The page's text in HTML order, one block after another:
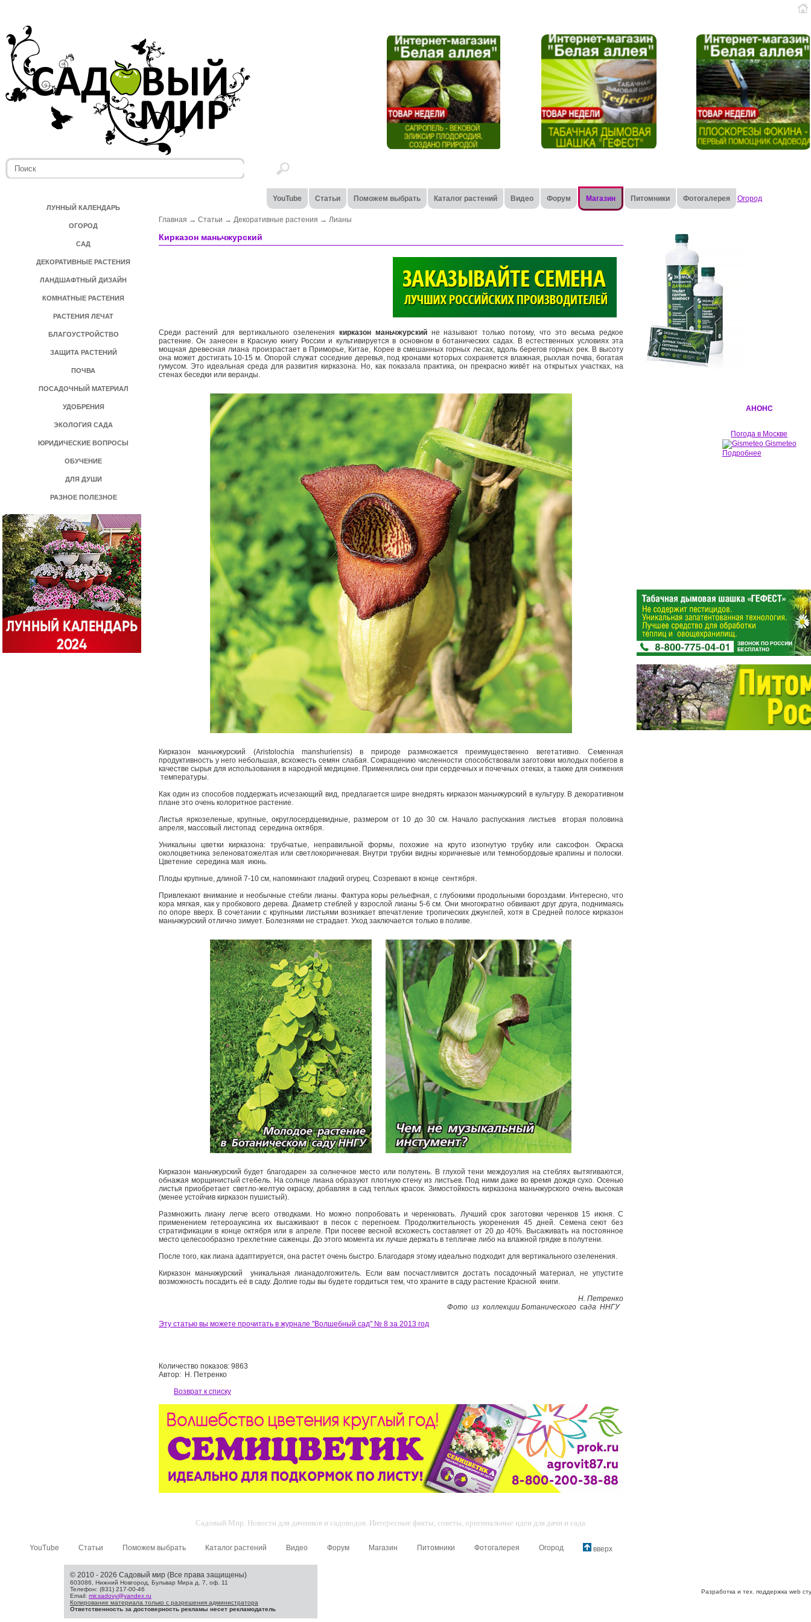
ЛУННЫЙ КАЛЕНДАРЬ
ОГОРОД
САД
ДЕКОРАТИВНЫЕ РАСТЕНИЯ
ЛАНДШАФТНЫЙ ДИЗАЙН
КОМНАТНЫЕ РАСТЕНИЯ
РАСТЕНИЯ ЛЕЧАТ
БЛАГОУСТРОЙСТВО
ЗАЩИТА РАСТЕНИЙ
ПОЧВА
ПОСАДОЧНЫЙ МАТЕРИАЛ
УДОБРЕНИЯ
ЭКОЛОГИЯ САДА
ЮРИДИЧЕСКИЕ ВОПРОСЫ
ОБУЧЕНИЕ
ДЛЯ ДУШИ
РАЗНОЕ ПОЛЕЗНОЕ
YouTube Статьи Поможем выбрать Каталог растений Видео Форум Магазин Питомники Фотогалерея Огород
Главная → Статьи → Декоративные растения → Лианы
Кирказон маньчжурский
Среди растений для вертикального озеленения кирказон маньчжурскийне называют только потому, что это весьма редкое
растение. Он занесен в Красную книгу России и культивируется в основном в ботанических садах. В естественных условиях эта
мощная древесная лиана произрастает в Приморье, Китае, Корее в смешанных горных лесах, вдоль берегов горных рек. В высоту
она может достигать 10-­15 м. Опорой служат соседние деревья, под кронами которых сохраняется влажная, рыхлая почва, богатая
гумусом. Это идеальная среда для развития кирказона. Но, как показала практика, он прекрасно живёт на открытых участках, на
стенах беседки или веранды.
Кирказон маньчжурский (Aristolo­chia manshuriensis) в природе размножается преимущественно вегетативно. Семенная
продуктивность у него небольшая, всхожесть семян слабая. Сокращению численности способствовали заготовки молодых побегов в
качестве сырья для использования в народной медицине. Применялись они при сердечных и почечных отеках, а также для снижения
температуры.
Как один из способов поддержать исчезающий вид, предлагается шире внедрять кирказон маньчжурский в культуру. В декоративном
плане это очень колоритное растение.
Листья ярко­зеленые, крупные, округло­сердцевидные, размером от 10 до 30 см. Начало распускания листьев ­ вторая половина
апреля, массовый листопад ­ середина октября.
Уникальны цветки кирказона: трубчатые, неправильной формы, похожие на круто изогнутую трубку или саксофон. Окраска
околоцветника зеленова­то­желтая или светло­коричневая. Внутри трубки видны коричневые или темно­бордовые крапины и полоски.
Цветение ­ середина мая ­ июнь.
Плоды крупные, длиной 7-­10 см, напоминают гладкий огурец. Созревают в конце сентября.
Привлекают внимание и необычные стебли лианы. Фактура коры рельеф­ная, с глубокими продольными бороздами. Интересно, что
кора мягкая, как у пробкового дерева. Диаметр стеблей у взрослой лианы 5­-6 см. Они многократно обвивают друг друга, поднимаясь
по опоре вверх. В сочетании с крупными листьями возникает впечатление тропических джунглей, хотя в Средней полосе кирказон
маньчжурский отлично зимует. Болезнями не страдает. Уход заключается только в поливе.
Кирказон маньчжурский будет благодарен за солнечное место или полутень. В глухой тени междоузлия на стеблях вытягиваются,
обнажая морщинистый стебель. На солнце лиана образуют плотную стену из листьев. Под ними даже во время дождя сухо. Осенью
листья приобретает светло-­желтую окраску, добавляя в сад теплых красок. Зимостойкость кирказона маньчжурс­кого очень высокая
(менее устойчив кирказон пушистый).
Размножить лиану легче всего отводками. Но можно попробовать и черенковать. Лучший срок заготовки черенков­ 15 июня. С
применением гетероауксина их высаживают в песок с перегноем. Продолжительность укоренения 45 дней. Семена сеют без
стратификации в конце октября или в апреле. При посеве весной всхожесть составля­ет от 20 до 40%. Высаживать на постоянное
место целесообразно трехлетние саженцы. До этого момента их лучше держать в тепличке либо на влажной грядке в полутени.
После того, как лиана адаптируется, она растет очень быстро. Благодаря этому идеально подходит для вертикального озеленения.
Кирказон маньчжурский ­ уникальная лиана­долгожитель. Если вам посчастливится достать посадочный материал, не упустите
возможность посадить её в саду. Долгие годы вы будете гордиться тем, что храните в саду растение Красной книги.
Н. Петренко
Фото из коллекции Ботанического сада ННГУ
Эту статью вы можете прочитать в журнале "Волшебный сад" № 8 за 2013 год
Количество показов: 9863
Автор: Н. Петренко
Возврат к списку
Садовый Мир. Новости для дачников и садоводов. Интересные факты, советы, оригинальные идеи для дачи и сада.
АНОНС
Погода в Москве
Gismeteo
Подробнее
YouTube Статьи Поможем выбрать Каталог растений Видео Форум Магазин Питомники Фотогалерея Огород вверх
© 2010 - 2026 Садовый мир (Все права защищены)
603086, Нижний Новгород, Бульвар Мира д. 7, оф. 11
Телефон: (831) 217-00-46
Email: mir.sadovy@yandex.ru
Копирование материала только с разрешения администратора
Ответственность за достоверность рекламы несет рекламодатель
Разработка и тех. поддержка web